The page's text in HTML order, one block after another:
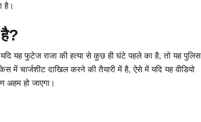
है।
यह फुटेज राजा की हत्या से कुछ ही घंटे पहले का है, तो यह पुलिस
में चार्जशीट दाखिल करने की तैयारी में है, ऐसे में यदि यह वीडियो
अहम हो जाएगा।